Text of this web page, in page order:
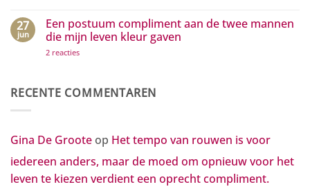
in
beweging
zetten
van
rouwen
is
iedereen
moed
leven
te
verdient
oprecht
27
jun
Een postuum compliment aan de twee mannen
die mijn leven kleur gaven
2 reactiesop
aan
de
leven
gaven
RECENTE COMMENTAREN
Gina De Groote op Het tempo van rouwen is voor
iedereen anders, maar de moed om opnieuw voor het
leven te kiezen verdient een oprecht compliment.